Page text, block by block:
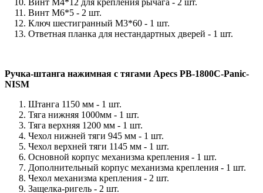
Винт М6*5 - 2 шт.
Ключ шестигранный М3*60 - 1 шт.
Ответная планка для нестандартных дверей - 1 шт.
Ручка-штанга нажимная с тягами Apecs PB-1800С-Paniс-
NISM
Штанга 1150 мм - 1 шт.
Тяга нижняя 1000мм - 1 шт.
Тяга верхняя 1200 мм - 1 шт.
Чехол нижней тяги 945 мм - 1 шт.
Чехол верхней тяги 1145 мм - 1 шт.
Основной корпус механизма крепления - 1 шт.
Дополнительный корпус механизма крепления - 1 шт.
Чехол механизма крепления - 2 шт.
Защелка-ригель - 2 шт.